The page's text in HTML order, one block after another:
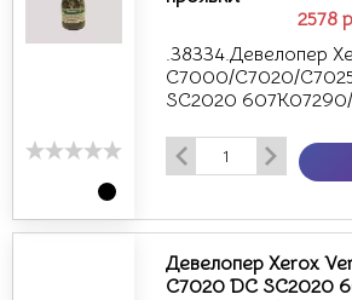
2578
.38334.Девелопер
C7000/C7020/
SC2020
Девелопер Xerox
C7020 DC SC2020